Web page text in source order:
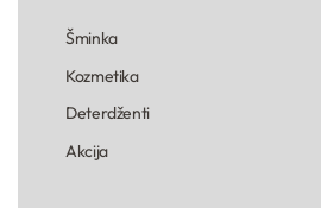
Šminka
Kozmetika
Deterdženti
Akcija